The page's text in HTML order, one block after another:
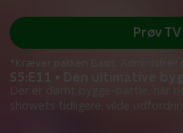
S5:E11 • Den ultimative
Der er dømt bygge-battle, når
showets tidligere, vilde
Prøv
*Kræver pakken Basis. Administrer